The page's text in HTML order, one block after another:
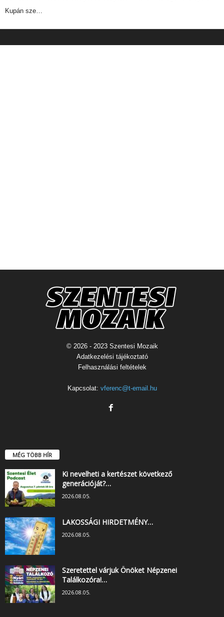
Kupán sze…
© 2026 - 2023 Szentesi Mozaik
Adatkezelési tájékoztató
Felhasználási feltételek
Kapcsolat: vferenc@t-email.hu
MÉG TÖBB HÍR
Ki nevelheti a kertészet következő
generációját?…
2026.08.05.
LAKOSSÁGI HIRDETMÉNY…
2026.08.05.
Szeretettel várjuk Önöket Népzenei
Találkozóra!…
2026.08.05.